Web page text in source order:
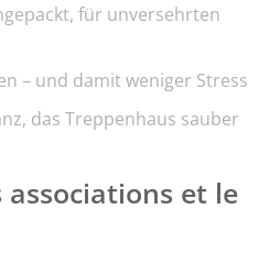
für unversehrten
– und damit weniger Stress
das Treppenhaus sauber
associations et le